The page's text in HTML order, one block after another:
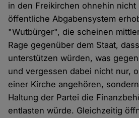
in den Freikirchen ohnehin nicht
öffentliche Abgabensystem
"Wutbürger", die scheinen
Rage gegenüber dem Staat,
unterstützen würden, was
und vergessen dabei nicht nur,
einer Kirche angehören,
Haltung der Partei die
entlasten würde. Gleichzeitig